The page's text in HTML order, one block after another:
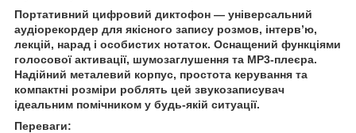
Портативний цифровий диктофон — універсальний
аудіорекордер для якісного запису розмов, інтерв’ю,
лекцій, нарад і особистих нотаток. Оснащений функціями
голосової активації, шумозаглушення та MP3-плеєра.
Надійний металевий корпус, простота керування та
компактні розміри роблять цей звукозаписувач
ідеальним помічником у будь-якій ситуації.
Переваги: